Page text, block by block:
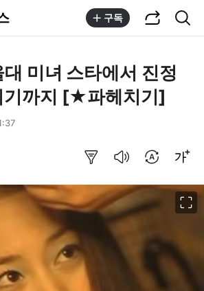
구독
미녀 스타에서 진정
기까지 [★파헤치기]